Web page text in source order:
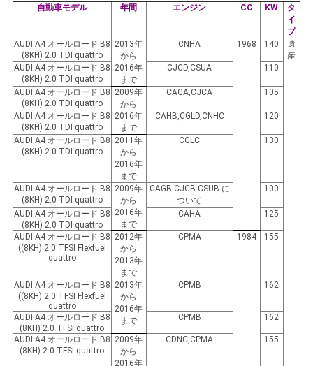
せ
ニ
ュ
ー
引
金
を
求
め
て
自動車モデル 年間 エンジン CC KW
タ
イ
プ
AUDI A4 オールロード B8
(8KH) 2.0 TDI quattro
2013年
から
2016年
まで
CNHA 1968 140
遺
産
AUDI A4 オールロード B8
(8KH) 2.0 TDI quattro
CJCD,CSUA 110
AUDI A4 オールロード B8
(8KH) 2.0 TDI quattro
2009年
から
2016年
まで
CAGA,CJCA 105
AUDI A4 オールロード B8
(8KH) 2.0 TDI quattro
CAHB,CGLD,CNHC 120
AUDI A4 オールロード B8
(8KH) 2.0 TDI quattro
2011年
から
2016年
まで
CGLC 130
AUDI A4 オールロード B8
(8KH) 2.0 TDI quattro
2009年
から
2016年
まで
CAGB.CJCB.CSUB に
ついて
100
AUDI A4 オールロード B8
(8KH) 2.0 TDI quattro
CAHA 125
AUDI A4 オールロード B8
((8KH) 2.0 TFSI Flexfuel
quattro
2012年
から
2013年
まで
CPMA 1984 155
AUDI A4 オールロード B8
((8KH) 2.0 TFSI Flexfuel
quattro
2013年
から
2016年
まで
CPMB 162
AUDI A4 オールロード B8
(8KH) 2.0 TFSI quattro
CPMB 162
AUDI A4 オールロード B8
(8KH) 2.0 TFSI quattro
2009年
から
2016年
CDNC,CPMA 155